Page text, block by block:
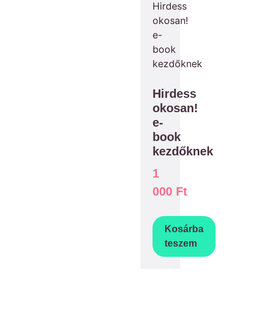
Hirdess
okosan!
e-
book
kezdőknek
1
000 Ft
Kosárba
teszem